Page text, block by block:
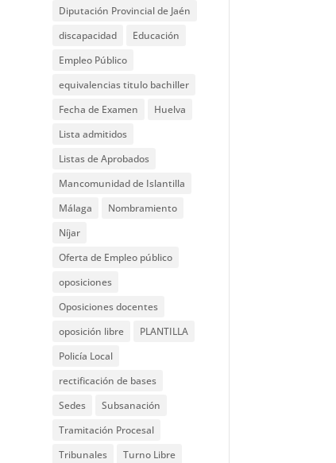
Diputación Provincial de Jaén
discapacidad
Educación
Empleo Público
equivalencias titulo bachiller
Fecha de Examen
Huelva
Lista admitidos
Listas de Aprobados
Mancomunidad de Islantilla
Málaga
Nombramiento
Níjar
Oferta de Empleo público
oposiciones
Oposiciones docentes
oposición libre
PLANTILLA
Policía Local
rectificación de bases
Sedes
Subsanación
Tramitación Procesal
Tribunales
Turno Libre